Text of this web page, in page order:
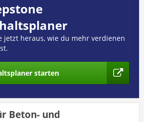
jetzt heraus, wie du mehr verdienen
starten
Beton- und